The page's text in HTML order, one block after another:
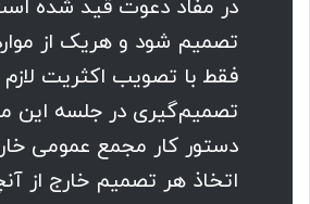
در مفاد دعوت قید شده
تصمیم شود و هریک از
فقط با تصویب اکثریت لازم
تصمیم‌گیری در جلسه این
دستور کار مجمع عمومی
اتخاذ هر تصمیم خارج از